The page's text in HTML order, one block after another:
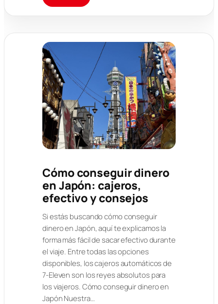
Cómo conseguir dinero
en Japón: cajeros,
efectivo y consejos
Si estás buscando cómo conseguir
dinero en Japón, aquí te explicamos la
forma más fácil de sacar efectivo durante
el viaje. Entre todas las opciones
disponibles, los cajeros automáticos de
7-Eleven son los reyes absolutos para
los viajeros. Cómo conseguir dinero en
Japón Nuestra…